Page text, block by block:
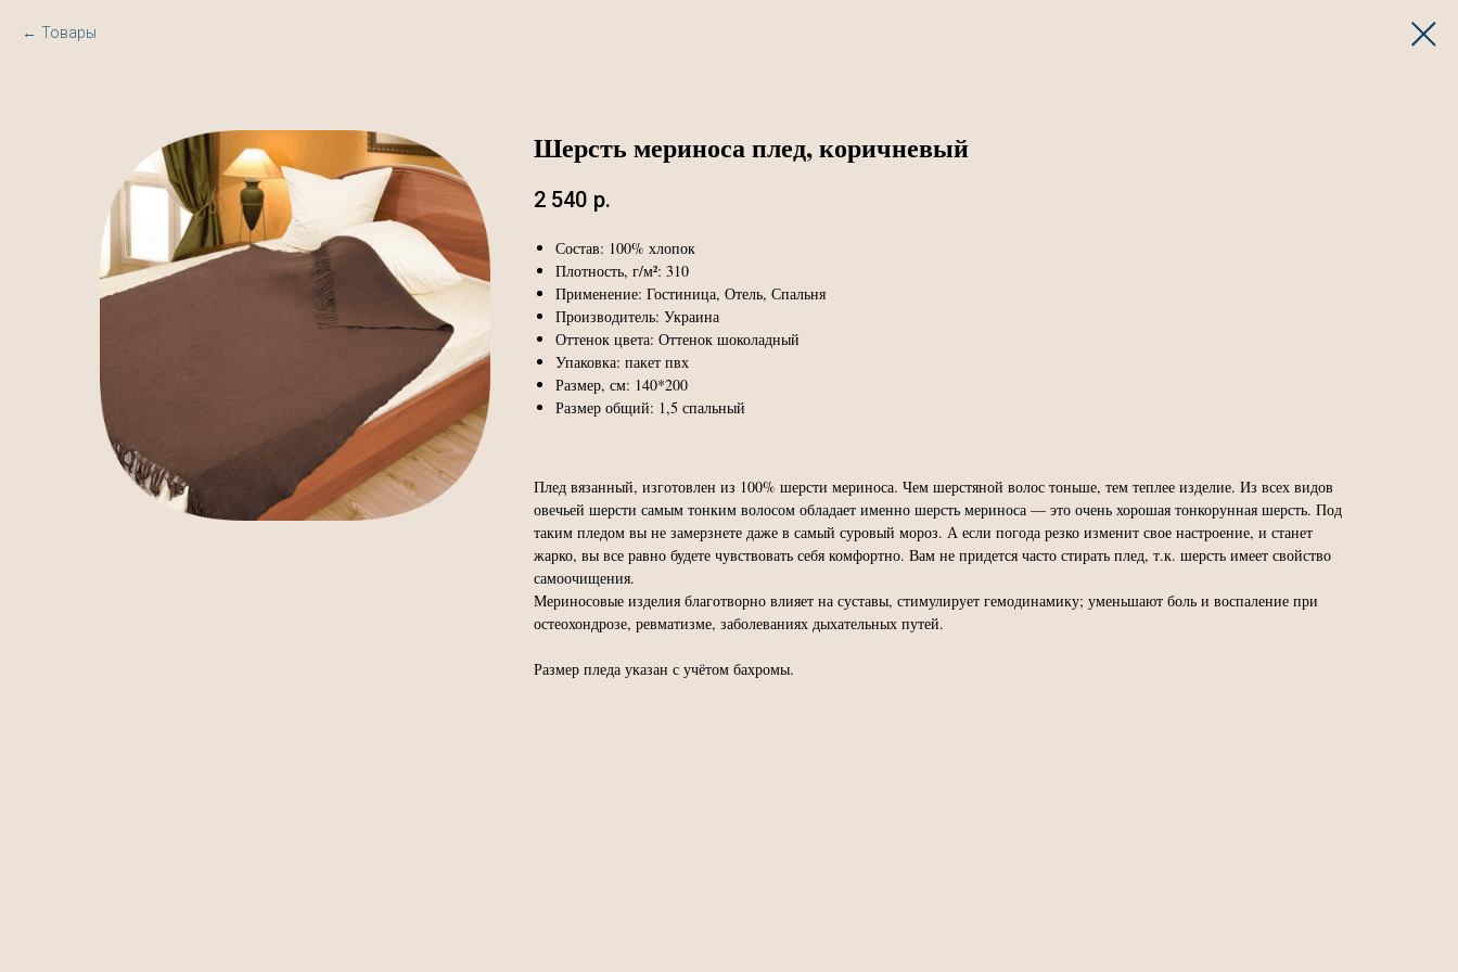
Товары
Шерсть мериноса плед, коричневый
2 540 р.
Состав: 100% хлопок
Плотность, г/м²: 310
Применение: Гостиница, Отель, Спальня
Производитель: Украина
Оттенок цвета: Оттенок шоколадный
Упаковка: пакет пвх
Размер, см: 140*200
Размер общий: 1,5 спальный
Плед вязанный, изготовлен из 100% шерсти мериноса. Чем шерстяной волос тоньше, тем теплее изделие. Из всех видов
овечьей шерсти самым тонким волосом обладает именно шерсть мериноса — это очень хорошая тонкорунная шерсть. Под
таким пледом вы не замерзнете даже в самый суровый мороз. А если погода резко изменит свое настроение, и станет
жарко, вы все равно будете чувствовать себя комфортно. Вам не придется часто стирать плед, т.к. шерсть имеет свойство
самоочищения.
Мериносовые изделия благотворно влияет на суставы, стимулирует гемодинамику; уменьшают боль и воспаление при
остеохондрозе, ревматизме, заболеваниях дыхательных путей.
Размер пледа указан с учётом бахромы.